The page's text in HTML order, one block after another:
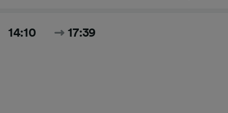
14:10 17:39